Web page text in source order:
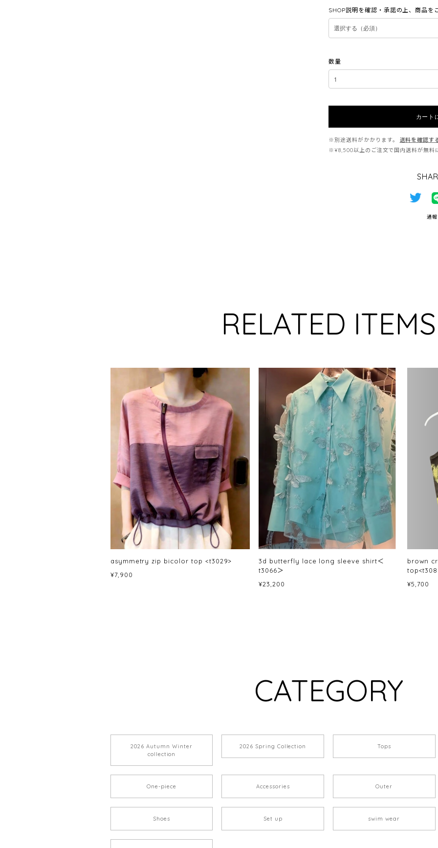
SHOP説明を確認・承諾の上、商品を
数量
カート
※別途送料がかかります。
送料を確認す
※¥8,500以上のご注文で国内送料が無料
通
RELATED ITEMS
asymmetry zip bicolor top <t3029>
¥7,900
3d butterfly lace long sleeve shirt＜
t3066＞
¥23,200
brown
¥5,700
CATEGORY
2026 Autumn Winter
collection
2026 Spring Collection Tops
One-piece Accessories Outer
Shoes Set up swim wear